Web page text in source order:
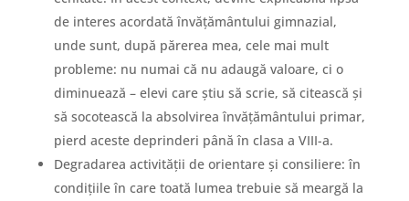
de interes acordată învățământului gimnazial,
unde sunt, după părerea mea, cele mai mult
probleme: nu numai că nu adaugă valoare, ci o
diminuează – elevi care știu să scrie, să citească și
să socotească la absolvirea învățământului primar,
pierd aceste deprinderi până în clasa a VIII-a.
Degradarea activității de orientare și consiliere: în
condițiile în care toată lumea trebuie să meargă la